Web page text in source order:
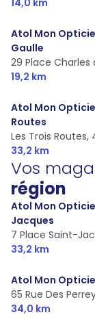
Atol Mon
Gaulle
29 Place Charles
19,2 km
Atol Mon
Routes
Les Trois Routes,
33,2 km
Vos
région
Atol Mon
Jacques
7 Place Saint-
33,2 km
Atol Mon
65 Rue Des
34,0 km